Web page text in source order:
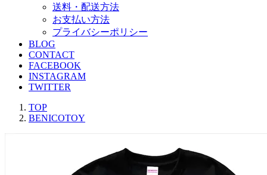
送料・配送方法
お支払い方法
プライバシーポリシー
BLOG
CONTACT
FACEBOOK
INSTAGRAM
TWITTER
TOP
BENICOTOY